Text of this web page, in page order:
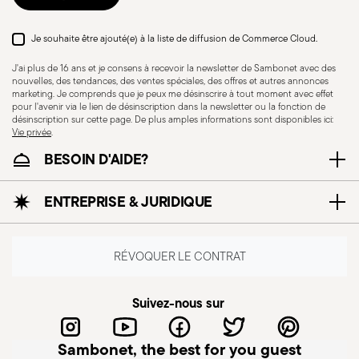
vaisselle
cuisinière à induction
Compatible avec
Compatible avec
cuisinière à gaz
Sans danger pour le
contact alimentaire
procédure indiquée sur la page
Je souhaite être ajouté(e) à la liste de diffusion de Commerce Cloud.
J'ai plus de 16 ans et je consens à recevoir la newsletter de Sambonet avec des
nouvelles, des tendances, des ventes spéciales, des offres et autres annonces
marketing. Je comprends que je peux me désinscrire à tout moment avec effet
pour l'avenir via le lien de désinscription dans la newsletter ou la fonction de
désinscription sur cette page. De plus amples informations sont disponibles ici:
Vie privée.
BESOIN D'AIDE?
ENTREPRISE & JURIDIQUE
RÉVOQUER LE CONTRAT
Suivez-nous sur
Sambonet, the best for you guest